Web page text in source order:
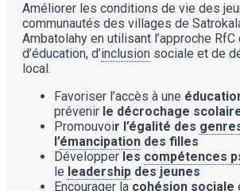
Améliorer les conditions de vie des
communautés des villages de
Ambatolahy en utilisant l’approche RfC
d’éducation, d’inclusion sociale et de
local.
Favoriser l’accès à une
prévenir le décrochage
Promouvoir l’égalité des
l’émancipation des filles
Développer les compétences
le leadership des jeunes
Encourager la cohésion sociale